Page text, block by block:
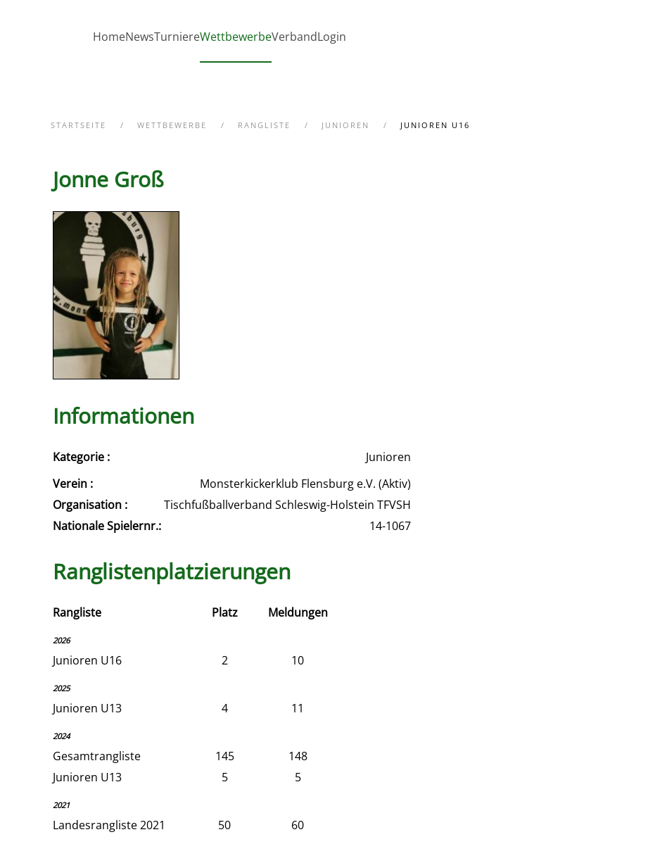
Zum Hauptinhalt springen
HomeNewsTurniereWettbewerbeVerbandLogin
STARTSEITE WETTBEWERBE RANGLISTE JUNIOREN JUNIOREN U16
Jonne Groß
Informationen
Kategorie :
Junioren
Verein :
Monsterkickerklub Flensburg e.V. (Aktiv)
Organisation :
Tischfußballverband Schleswig-Holstein TFVSH
Nationale Spielernr.:
14-1067
Ranglistenplatzierungen
Rangliste Platz Meldungen
2026
Junioren U16 2 10
2025
Junioren U13 4 11
2024
Gesamtrangliste 145
148
Junioren U13
5 5
2021
Landesrangliste 2021 50 60